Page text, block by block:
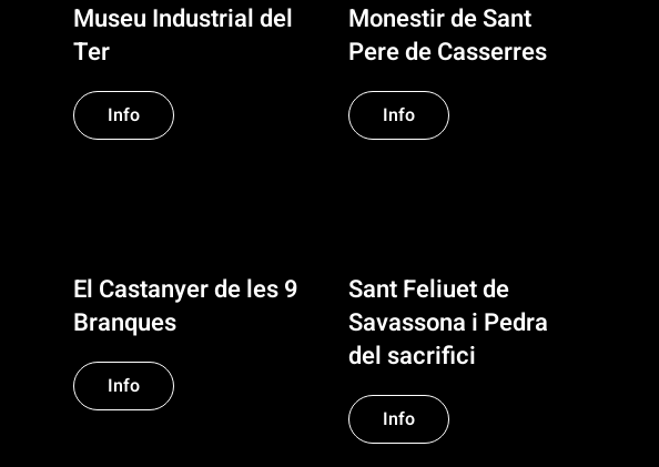
Museu Industrial del
Ter
Info
Monestir de Sant
Pere de Casserres
Info
El Castanyer de les 9
Branques
Info
Sant Feliuet de
Savassona i Pedra
del sacrifici
Info